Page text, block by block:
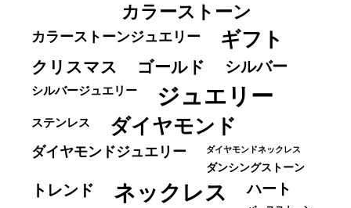
カラーストーン
カラーストーンジュエリー ギフト
クリスマス ゴールド シルバー
シルバージュエリー ジュエリー
ステンレス ダイヤモンド
ダイヤモンドジュエリー ダイヤモンドネックレス
ダンシングストーン
トレンド ネックレス ハート